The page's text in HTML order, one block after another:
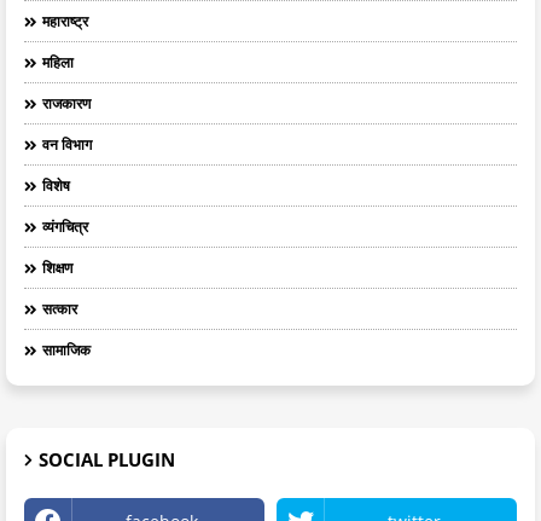
महाराष्ट्र
महिला
राजकारण
वन विभाग
विशेष
व्यंगचित्र
शिक्षण
सत्कार
सामाजिक
SOCIAL PLUGIN